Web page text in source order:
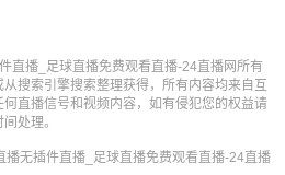
直播_足球直播免费观看直播-24直播网所有
搜索引擎搜索整理获得，所有内容均来自互
直播信号和视频内容，如有侵犯您的权益请
处理。
播无插件直播_足球直播免费观看直播-24直播